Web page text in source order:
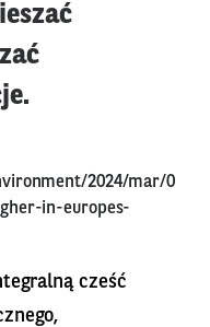
2024/mar/0
in-europes-
cześć